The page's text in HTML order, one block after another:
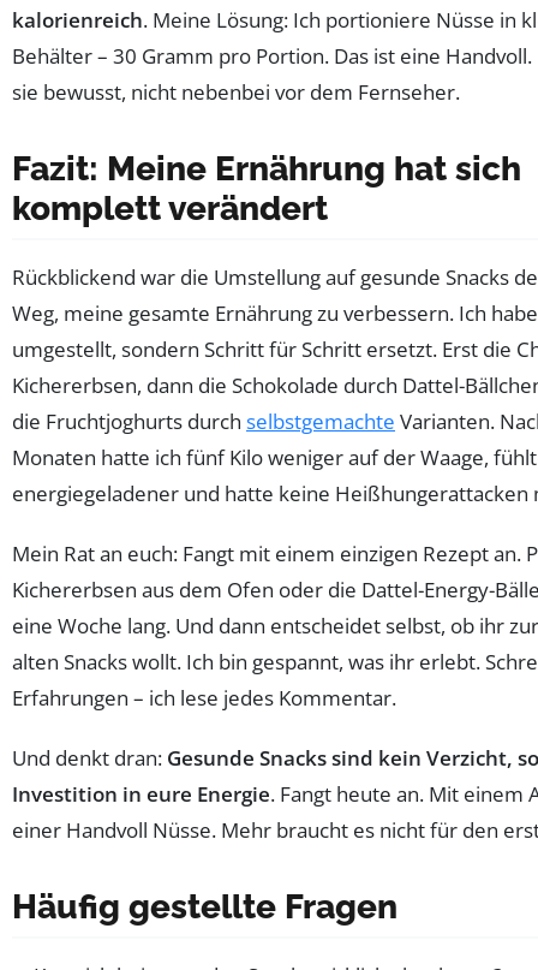
kalorienreich. Meine Lösung: Ich portioniere Nüsse in
Behälter – 30 Gramm pro Portion. Das ist eine Handvoll.
sie bewusst, nicht nebenbei vor dem Fernseher.
Fazit: Meine Ernährung hat sich
komplett verändert
Rückblickend war die Umstellung auf gesunde Snacks
Weg, meine gesamte Ernährung zu verbessern. Ich
umgestellt, sondern Schritt für Schritt ersetzt. Erst die
Kichererbsen, dann die Schokolade durch Dattel-
die Fruchtjoghurts durch selbstgemachte Varianten.
Monaten hatte ich fünf Kilo weniger auf der Waage,
energiegeladener und hatte keine Heißhungerattacken
Mein Rat an euch: Fangt mit einem einzigen Rezept an.
Kichererbsen aus dem Ofen oder die Dattel-Energy-
eine Woche lang. Und dann entscheidet selbst, ob ihr
alten Snacks wollt. Ich bin gespannt, was ihr erlebt.
Erfahrungen – ich lese jedes Kommentar.
Und denkt dran: Gesunde Snacks sind kein Verzicht,
Investition in eure Energie. Fangt heute an. Mit einem
einer Handvoll Nüsse. Mehr braucht es nicht für den
Häufig gestellte Fragen